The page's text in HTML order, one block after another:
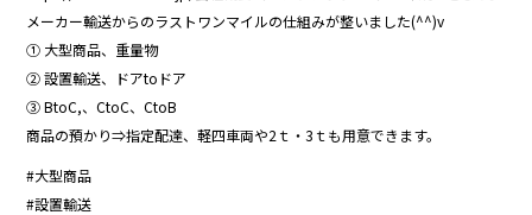
メーカー輸送からのラストワンマイルの仕組みが整いました(^^)v
① 大型商品、重量物
② 設置輸送、ドアtoドア
③ BtoC,、CtoC、CtoB
商品の預かり⇒指定配達、軽四車両や2ｔ・3ｔも用意できます。
#大型商品
#設置輸送